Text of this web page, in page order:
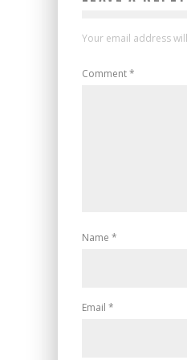
Your email address
Comment*
Name *
Email *